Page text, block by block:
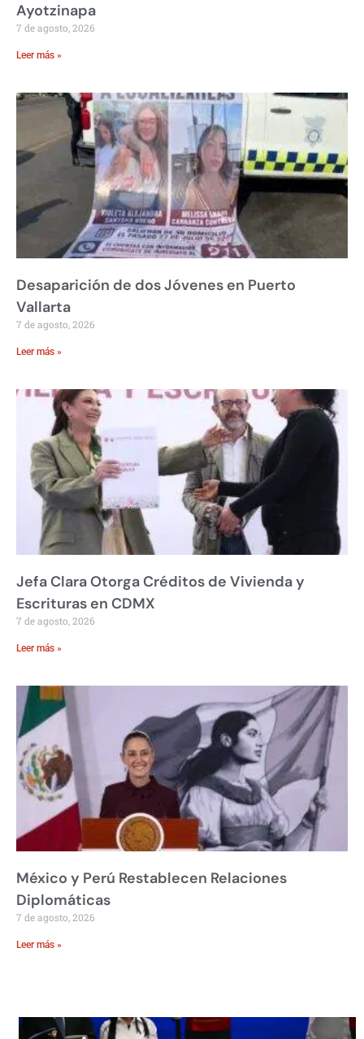
Ayotzinapa
7 de agosto, 2026
Leer más »
Desaparición de dos Jóvenes en Puerto
Vallarta
7 de agosto, 2026
Leer más »
Jefa Clara Otorga Créditos de Vivienda y
Escrituras en CDMX
7 de agosto, 2026
Leer más »
México y Perú Restablecen Relaciones
Diplomáticas
7 de agosto, 2026
Leer más »